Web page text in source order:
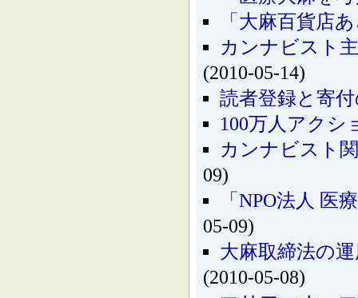
「大麻百貨店
カンナビスト
(2010-05-14)
読者登録と寄
100万人アクシ
カンナビスト
09)
「NPO法人
05-09)
大麻取締法の
(2010-05-08)